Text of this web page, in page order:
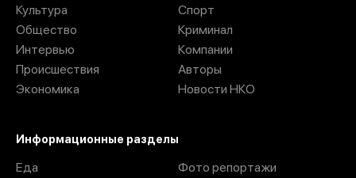
Культура
Общество
Интервью
Происшествия
Экономика
Спорт
Криминал
Компании
Авторы
Новости НКО
Информационные разделы
Еда
Фото репортажи